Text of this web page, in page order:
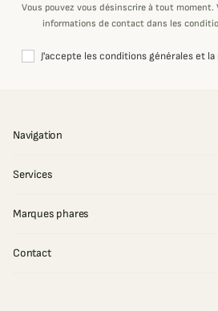
Vous pouvez vous désinscrire à tout moment.
informations de contact dans les
J'accepte les conditions générales et
Navigation
Services
Marques phares
Contact